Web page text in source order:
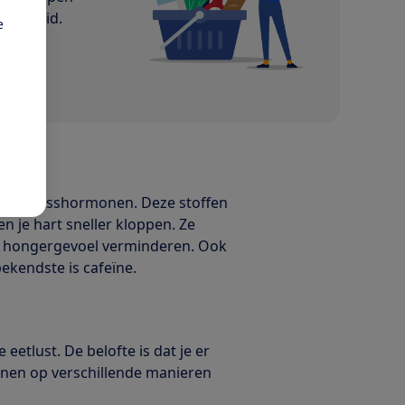
ook lid.
stesshormonen. Deze stoffen
je hart sneller kloppen. Ze
verminderen. Ook
is cafeïne.
eetlust. De belofte is dat je er
op verschillende manieren